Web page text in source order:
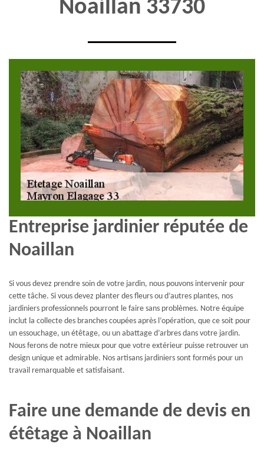
Noaillan 33730
Entreprise jardinier réputée de
Noaillan
Si vous devez prendre soin de votre jardin, nous pouvons intervenir pour
cette tâche. Si vous devez planter des fleurs ou d’autres plantes, nos
jardiniers professionnels pourront le faire sans problèmes. Notre équipe
inclut la collecte des branches coupées après l’opération, que ce soit pour
un essouchage, un étêtage, ou un abattage d’arbres dans votre jardin.
Nous ferons de notre mieux pour que votre extérieur puisse retrouver un
design unique et admirable. Nos artisans jardiniers sont formés pour un
travail remarquable et satisfaisant.
Faire une demande de devis en
étêtage à Noaillan